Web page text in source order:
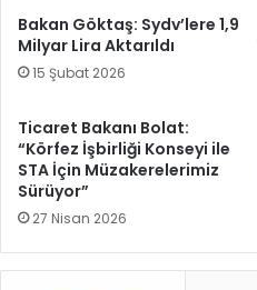
Bakan Göktaş: Sydv’lere 1,9
Milyar Lira Aktarıldı
15 Şubat 2026
Ticaret Bakanı Bolat:
“Körfez İşbirliği Konseyi ile
STA İçin Müzakerelerimiz
Sürüyor”
27 Nisan 2026